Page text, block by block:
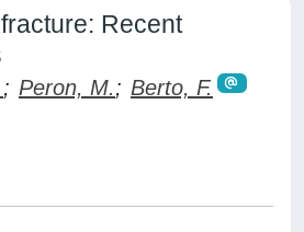
Recent
; Peron, M.; Berto, F.